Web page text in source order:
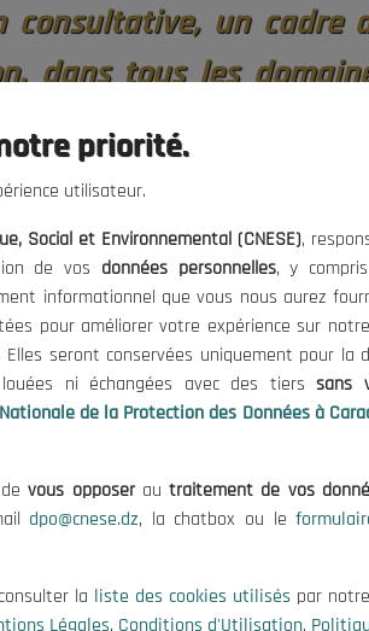
consultative, un cadre
dans tous les
pour missions
sur les politiques de développement
les domaines économique, social, de
liées aux affaires publiques.
priorité.
utilisateur.
Social et Environnemental (CNESE),
de vos données personnelles, y
informationnel que vous nous aurez
pour améliorer votre expérience sur
seront conservées uniquement pour la
ni échangées avec des tierssans
de la Protection des Données à
vous opposerautraitement de vos
dpo@cnese.dz, la chatbox ou le
la liste des cookies utilisés par
Légales, Conditions d'Utilisation,